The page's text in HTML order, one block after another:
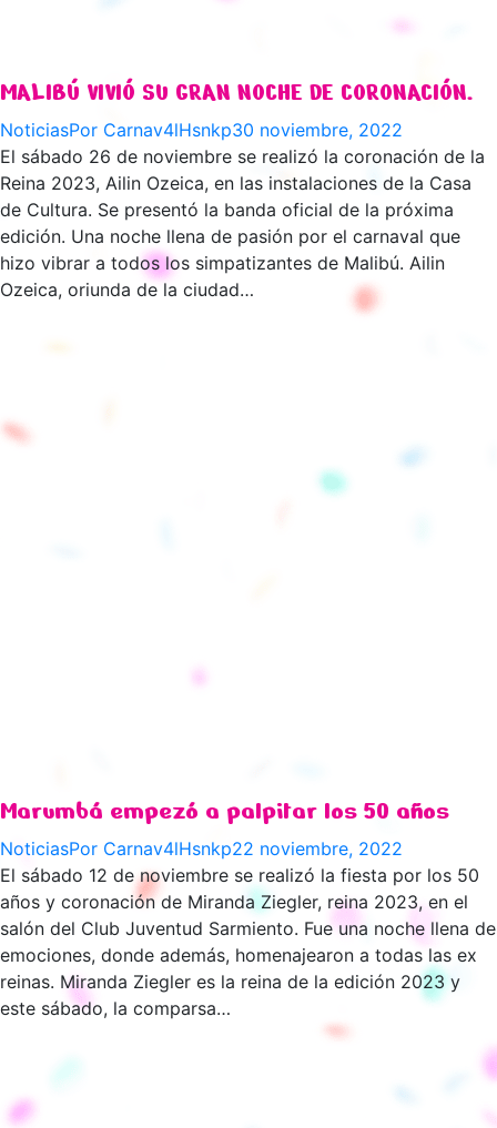
MALIBÚ VIVIÓ SU GRAN NOCHE DE CORONACIÓN.
NoticiasPor Carnav4lHsnkp30 noviembre, 2022
El sábado 26 de noviembre se realizó la coronación de la
Reina 2023, Ailin Ozeica, en las instalaciones de la Casa
de Cultura. Se presentó la banda oficial de la próxima
edición. Una noche llena de pasión por el carnaval que
hizo vibrar a todos los simpatizantes de Malibú. Ailin
Ozeica, oriunda de la ciudad…
Marumbá empezó a palpitar los 50 años
NoticiasPor Carnav4lHsnkp22 noviembre, 2022
El sábado 12 de noviembre se realizó la fiesta por los 50
años y coronación de Miranda Ziegler, reina 2023, en el
salón del Club Juventud Sarmiento. Fue una noche llena de
emociones, donde además, homenajearon a todas las ex
reinas. Miranda Ziegler es la reina de la edición 2023 y
este sábado, la comparsa…